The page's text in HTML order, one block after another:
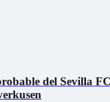
del Sevilla